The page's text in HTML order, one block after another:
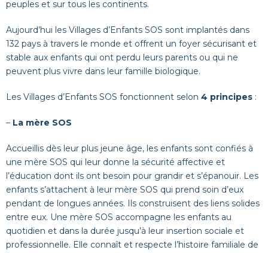
peuples et sur tous les continents.
Aujourd’hui les Villages d’Enfants SOS sont implantés dans
132 pays à travers le monde et offrent un foyer sécurisant et
stable aux enfants qui ont perdu leurs parents ou qui ne
peuvent plus vivre dans leur famille biologique.
Les Villages d’Enfants SOS fonctionnent selon 4 principes :
– La mère SOS
Accueillis dès leur plus jeune âge, les enfants sont confiés à
une mère SOS qui leur donne la sécurité affective et
l’éducation dont ils ont besoin pour grandir et s’épanouir. Les
enfants s’attachent à leur mère SOS qui prend soin d’eux
pendant de longues années. Ils construisent des liens solides
entre eux. Une mère SOS accompagne les enfants au
quotidien et dans la durée jusqu’à leur insertion sociale et
professionnelle. Elle connaît et respecte l’histoire familiale de